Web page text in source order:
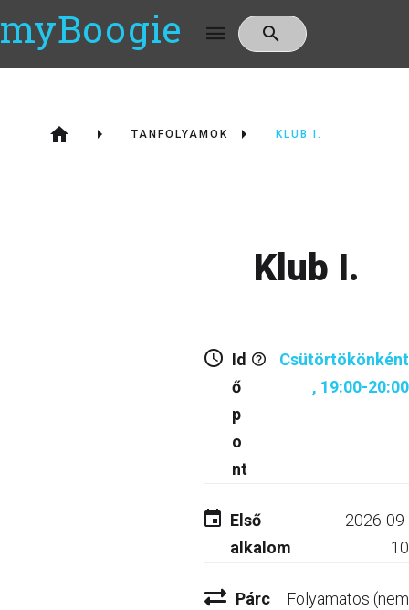
myBoogie
TANFOLYAMOK KLUB I.
Klub I.
Id
ő
p
o
nt
Csütörtökönként
, 19:00-20:00
Első
alkalom
2026-09-
10
Párc
Folyamatos (nem